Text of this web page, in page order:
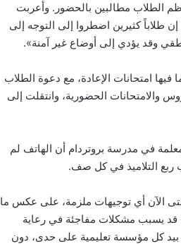
الطلاب مطالبين بالحضور. وأعربت
طلاباً كثيرين اضطروا إلى التوجه إلى
وقد يؤدي إلى أوضاع غير آمنة».
امتحانات الإعادة، مع دعوة الطلاب
والامتحانات الحضورية، وانتقلت إلى
في مدرسة بروتردام أن الهاتف لم
ربع التلاميذ في كل صف.
الآن أي توجيهات ملزمة، على عكس ما
قد يسبب مشكلات مفاجئة في رعاية
بيد كل مؤسسة تعليمية على حدى، دون